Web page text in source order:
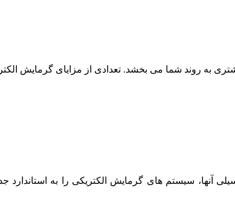
به روند شما می بخشد. تعدادی از مزایای گرمایش
آنها، سیستم های گرمایش الکتریکی را به